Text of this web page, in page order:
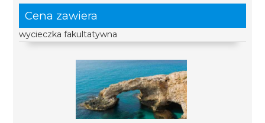
Cena zawiera
wycieczka fakultatywna